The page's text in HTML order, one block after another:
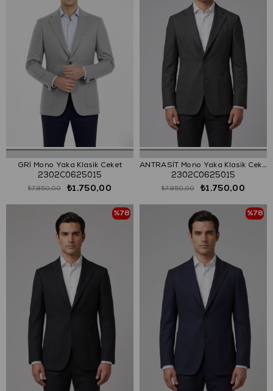
GRİ Mono Yaka Klasik Ceket
2302C0625015
₺1.750,00
₺7.950,00
ANTRASİT Mono Yaka Klasik Ceket
2302C0625015
₺1.750,00
₺7.950,00
%78 %78